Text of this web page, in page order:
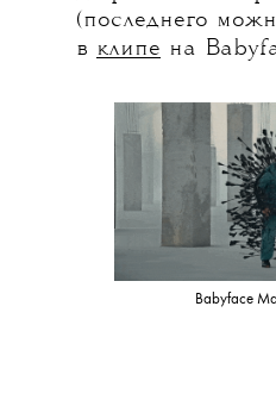
(последнего
в клипе на
Babyface